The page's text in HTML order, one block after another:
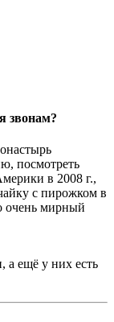
звонам?
посмотреть
в 2008 г.,
с пирожком в
очень мирный
а ещё у них есть